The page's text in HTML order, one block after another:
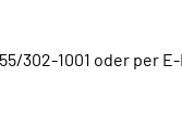
302-1001 oder per E-